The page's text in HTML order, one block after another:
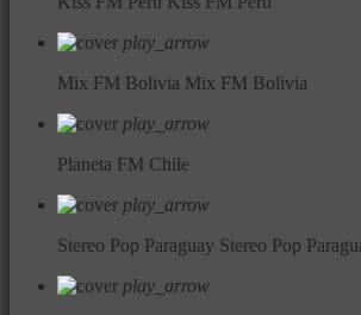
play_arrow
Mix FM Bolivia Mix FM Bolivia
play_arrow
Planeta FM Chile
play_arrow
Stereo Pop Paraguay Stereo Pop
play_arrow